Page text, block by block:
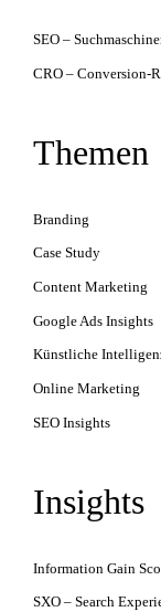
SEO –
CRO – Conversion-
Themen
Branding
Case Study
Content Marketing
Google Ads Insights
Künstliche
Online Marketing
SEO Insights
Insights
Information Gain
SXO – Search